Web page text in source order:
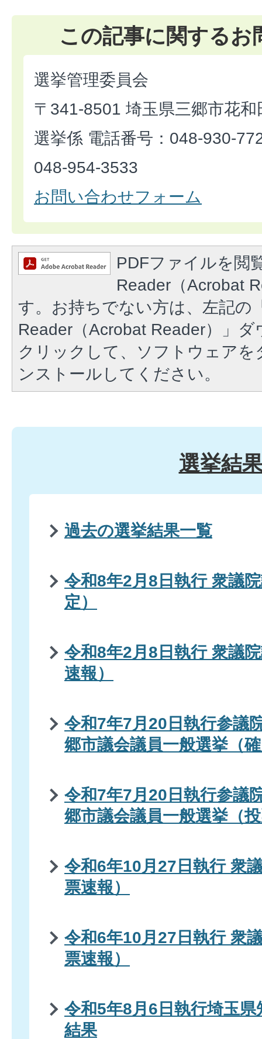
この記事に関するお
選挙管理委員会
〒341-8501 埼玉県三郷市花
選挙係 電話番号：048-930-
048-954-3533
お問い合わせフォーム
PDFファイルを閲
Reader（Acrobat
す。お持ちでない方は、左記の
Reader（Acrobat Reader）」
クリックして、ソフトウェア
ンストールしてください。
選挙結
過去の選挙結果一覧
令和8年2月8日執行 衆議
定）
令和8年2月8日執行 衆議
速報）
令和7年7月20日執行参議
郷市議会議員一般選挙（
令和7年7月20日執行参議
郷市議会議員一般選挙（
令和6年10月27日執行 衆
票速報）
令和6年10月27日執行 衆
票速報）
令和5年8月6日執行埼玉
結果